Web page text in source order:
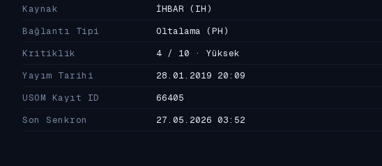
Kaynak
İHBAR (IH)
Bağlantı Tipi
Oltalama (PH)
Kritiklik
4 / 10 · Yüksek
Yayım Tarihi
28.01.2019 20:09
USOM Kayıt ID
66405
Son Senkron
27.05.2026 03:52